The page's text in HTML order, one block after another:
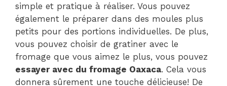
simple et pratique à réaliser. Vous pouvez
également le préparer dans des moules plus
petits pour des portions individuelles. De plus,
vous pouvez choisir de gratiner avec le
fromage que vous aimez le plus, vous pouvez
essayer avec du fromage Oaxaca. Cela vous
donnera sûrement une touche délicieuse! De